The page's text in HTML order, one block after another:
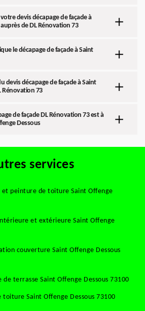
devis décapage de façade à
de DL Rénovation 73
le décapage de façade à Saint
devis décapage de façade à Saint
Rénovation 73
de façade DL Rénovation 73 est à
Dessous
services
et peinture de toiture Saint Offenge
et extérieure Saint Offenge
couverture Saint Offenge Dessous
de terrasse Saint Offenge Dessous 73100
toiture Saint Offenge Dessous 73100